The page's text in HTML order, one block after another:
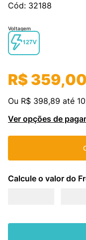
Cód: 32188
Voltagem
R$359,00
Ou R$ 398,89 até 10
Ver opções de
6º hisense
7º
8º gree
10º fujitsu